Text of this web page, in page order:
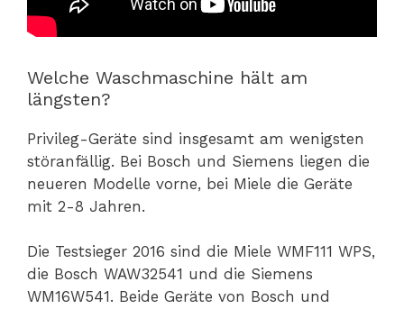
Welche Waschmaschine hält am
längsten?
Privileg-Geräte sind insgesamt am wenigsten
störanfällig. Bei Bosch und Siemens liegen die
neueren Modelle vorne, bei Miele die Geräte
mit 2-8 Jahren.
Die Testsieger 2016 sind die Miele WMF111 WPS,
die Bosch WAW32541 und die Siemens
WM16W541. Beide Geräte von Bosch und